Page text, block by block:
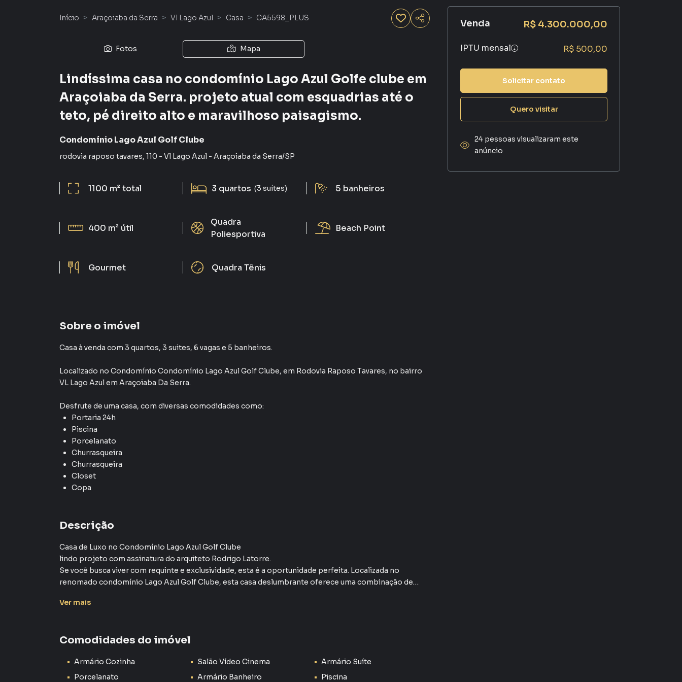
Início Araçoiaba da Serra Vl Lago Azul Casa CA5598_PLUS
Fotos Mapa
Lindíssima casa no condomínio Lago Azul Golfe clube em
Araçoiaba da Serra. projeto atual com esquadrias até o
teto, pé direito alto e maravilhoso paisagismo.
Condomínio Lago Azul Golf Clube
rodovia raposo tavares, 110 - Vl Lago Azul - Araçoiaba da Serra/SP
1100 m²total 3 quartos (3 suítes) 5 banheiros
400 m² útil
Quadra
Poliesportiva
Beach Point
Gourmet Quadra Tênis
Sobre o imóvel
Casa à venda com 3 quartos, 3 suites, 6 vagas e 5 banheiros.
Localizado no Condomínio Condomínio Lago Azul Golf Clube, em Rodovia Raposo Tavares, no bairro
VL Lago Azulem Araçoiaba Da Serra.
Desfrute de uma casa, com diversas comodidades como:
Portaria 24h
Piscina
Porcelanato
Churrasqueira
Churrasqueira
Closet
Copa
Descrição
Casa de Luxo no Condomínio Lago Azul Golf Clube
lindo projeto com assinatura do arquiteto Rodrigo Latorre.
Se você busca viver com requinte e exclusividade, esta é a oportunidade perfeita. Localizada no
renomado condomínio Lago Azul Golf Clube, esta casa deslumbrante oferece uma combinação de
Terreno de 1.100 m² com paisagismo deslumbrante
Próximo à entrada do condomínio e ao campo de golfe oficial
Espaços internos amplos e bem projetados
Ver mais
Comodidades do imóvel
Armário Cozinha Salão Vídeo Cinema
Armário Suíte
Porcelanato
Armário Banheiro
Piscina
Venda R$ 4.300.000,00
IPTU mensal R$ 500,00
Solicitar contato
Quero visitar
24 pessoas visualizaram este
anúncio